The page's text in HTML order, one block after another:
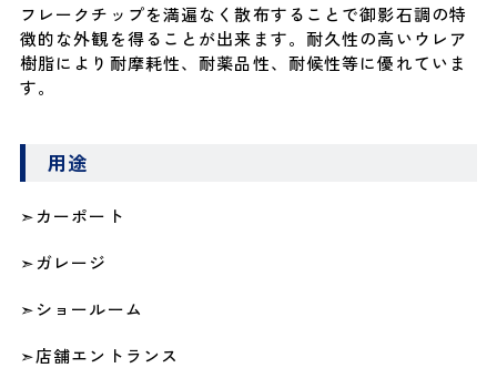
フレークチップを満遍なく散布することで御影石調の特
徴的な外観を得ることが出来ます。耐久性の高いウレア
樹脂により耐摩耗性、耐薬品性、耐候性等に優れていま
す。
用途
➣カーポート
➣ガレージ
➣ショールーム
➣店舗エントランス